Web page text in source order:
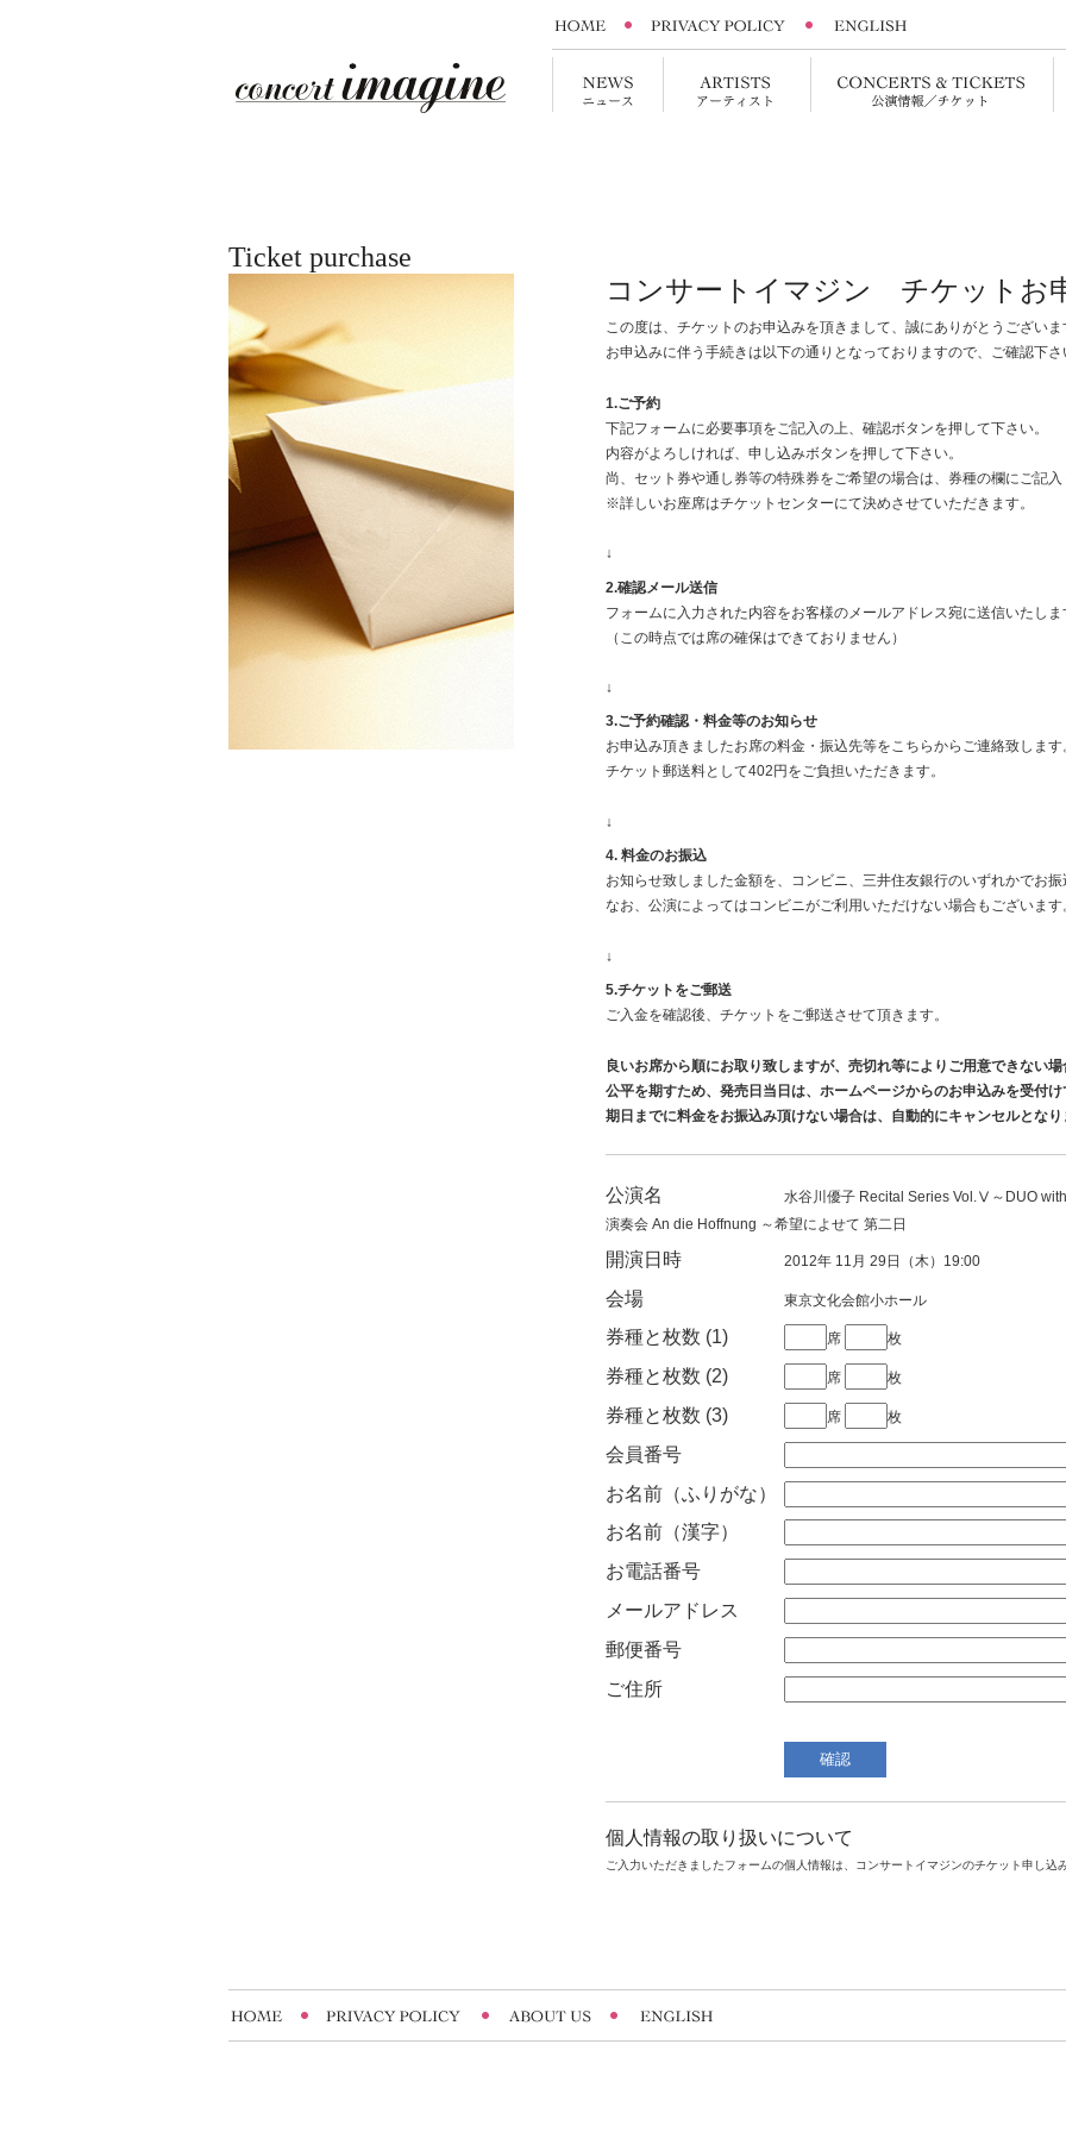
Ticket purchase
コンサートイマジン チケットお
この度は、チケットのお申込みを頂きまして、誠にありがとうございま
お申込みに伴う手続きは以下の通りとなっておりますので、ご確認下さ
1.ご予約
下記フォームに必要事項をご記入の上、確認ボタンを押して下さい。
内容がよろしければ、申し込みボタンを押して下さい。
尚、セット券や通し券等の特殊券をご希望の場合は、券種の欄にご記入
※詳しいお座席はチケットセンターにて決めさせていただきます。
↓
2.確認メール送信
フォームに入力された内容をお客様のメールアドレス宛に送信いたしま
（この時点では席の確保はできておりません）
↓
3.ご予約確認・料金等のお知らせ
お申込み頂きましたお席の料金・振込先等をこちらからご連絡致します
チケット郵送料として402円をご負担いただきます。
↓
4. 料金のお振込
お知らせ致しました金額を、コンビニ、三井住友銀行のいずれかでお振
なお、公演によってはコンビニがご利用いただけない場合もございます
↓
5.チケットをご郵送
ご入金を確認後、チケットをご郵送させて頂きます。
良いお席から順にお取り致しますが、売切れ等によりご用意できない場
公平を期すため、発売日当日は、ホームページからのお申込みを受付け
期日までに料金をお振込み頂けない場合は、自動的にキャンセルとなり
公演名
水谷川優子 Recital Series Vol.Ⅴ～DUO
演奏会 An die Hoffnung ～希望によせて 第二日
開演日時 2012年 11月 29日（木）19:00
会場 東京文化会館小ホール
券種と枚数 (1) 席 枚
券種と枚数 (2) 席 枚
券種と枚数 (3) 席 枚
会員番号
お名前（ふりがな）
お名前（漢字）
お電話番号
メールアドレス
郵便番号
ご住所
個人情報の取り扱いについて
ご入力いただきましたフォームの個人情報は、コンサートイマジンのチケット申し込